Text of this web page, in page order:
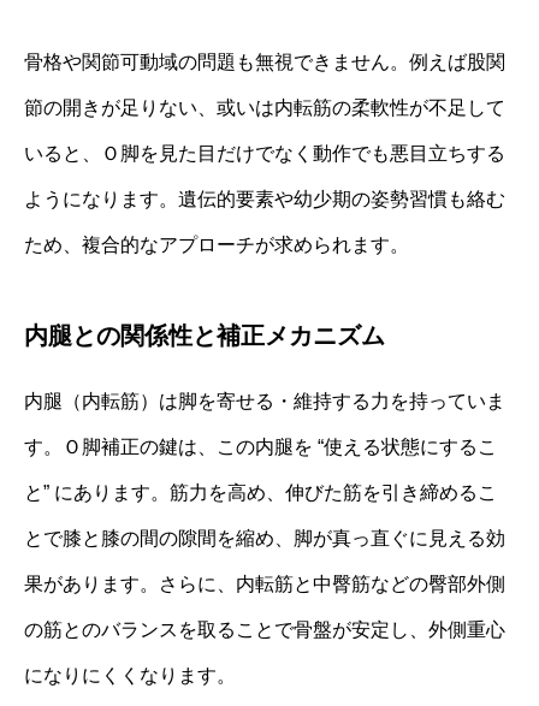
骨格や関節可動域の問題も無視できません。例えば股関
節の開きが足りない、或いは内転筋の柔軟性が不足して
いると、Ｏ脚を見た目だけでなく動作でも悪目立ちする
ようになります。遺伝的要素や幼少期の姿勢習慣も絡む
ため、複合的なアプローチが求められます。
内腿との関係性と補正メカニズム
内腿（内転筋）は脚を寄せる・維持する力を持っていま
す。Ｏ脚補正の鍵は、この内腿を “使える状態にするこ
と” にあります。筋力を高め、伸びた筋を引き締めるこ
とで膝と膝の間の隙間を縮め、脚が真っ直ぐに見える効
果があります。さらに、内転筋と中臀筋などの臀部外側
の筋とのバランスを取ることで骨盤が安定し、外側重心
になりにくくなります。